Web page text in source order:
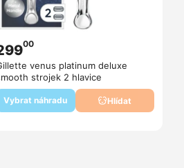
00
venus platinum deluxe
strojek 2 hlavice
Vybrat náhradu Hlídat